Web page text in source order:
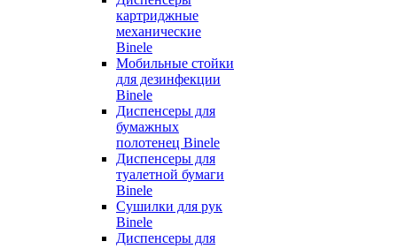
картриджные
механические
Binele
Мобильные стойки
для дезинфекции
Binele
Диспенсеры для
бумажных
полотенец Binele
Диспенсеры для
туалетной бумаги
Binele
Сушилки для рук
Binele
Диспенсеры для